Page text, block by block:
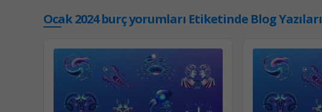
Ocak 2024 burç yorumları Etiketinde Blog Yazıları